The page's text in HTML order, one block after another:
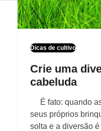
Dicas de cultivo
Crie uma
cabeluda
É fato: quando
seus próprios
solta e a diversão